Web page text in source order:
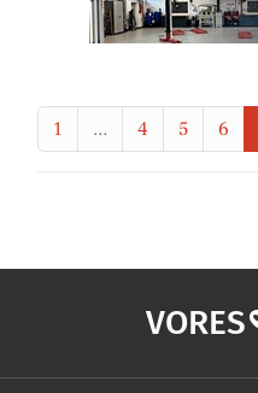
1 ... 4 5 6
VORES